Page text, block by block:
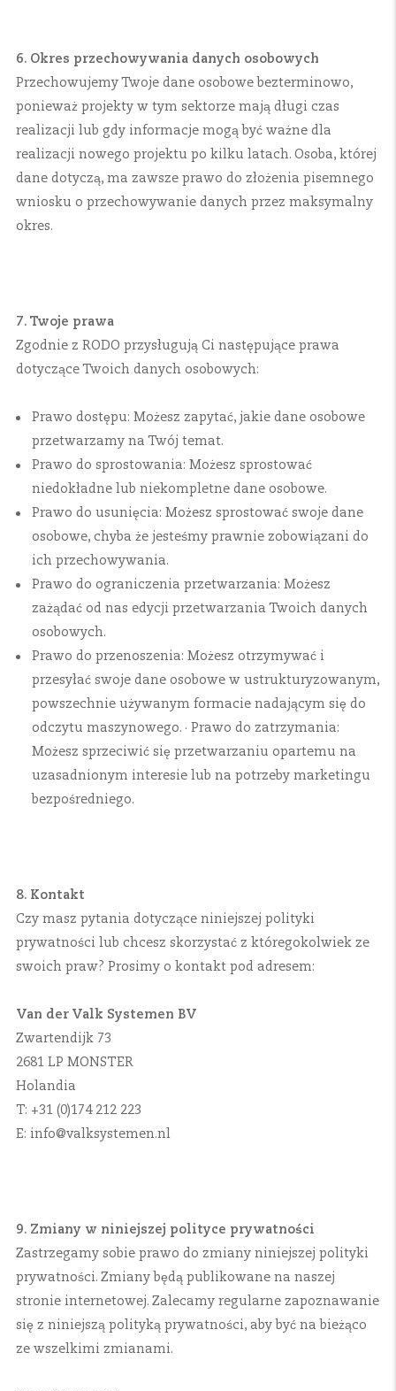
6. Okres przechowywania danych osobowych
Przechowujemy Twoje dane osobowe bezterminowo,
ponieważ projekty w tym sektorze mają długi czas
realizacji lub gdy informacje mogą być ważne dla
realizacji nowego projektu po kilku latach. Osoba, której
dane dotyczą, ma zawsze prawo do złożenia pisemnego
wniosku o przechowywanie danych przez maksymalny
okres.
7. Twoje prawa
Zgodnie z RODO przysługują Ci następujące prawa
dotyczące Twoich danych osobowych:
Prawo dostępu: Możesz zapytać, jakie dane osobowe
przetwarzamy na Twój temat.
Prawo do sprostowania: Możesz sprostować
niedokładne lub niekompletne dane osobowe.
Prawo do usunięcia: Możesz sprostować swoje dane
osobowe, chyba że jesteśmy prawnie zobowiązani do
ich przechowywania.
Prawo do ograniczenia przetwarzania: Możesz
zażądać od nas edycji przetwarzania Twoich danych
osobowych.
Prawo do przenoszenia: Możesz otrzymywać i
przesyłać swoje dane osobowe w ustrukturyzowanym,
powszechnie używanym formacie nadającym się do
odczytu maszynowego. · Prawo do zatrzymania:
Możesz sprzeciwić się przetwarzaniu opartemu na
uzasadnionym interesie lub na potrzeby marketingu
bezpośredniego.
8. Kontakt
Czy masz pytania dotyczące niniejszej polityki
prywatności lub chcesz skorzystać z któregokolwiek ze
swoich praw? Prosimy o kontakt pod adresem:
Van der Valk Systemen BV
Zwartendijk 73
2681 LP MONSTER
Holandia
T: +31 (0)174 212 223
E: info@valksystemen.nl
9. Zmiany w niniejszej polityce prywatności
Zastrzegamy sobie prawo do zmiany niniejszej polityki
prywatności. Zmiany będą publikowane na naszej
stronie internetowej. Zalecamy regularne zapoznawanie
się z niniejszą polityką prywatności, aby być na bieżąco
ze wszelkimi zmianami.